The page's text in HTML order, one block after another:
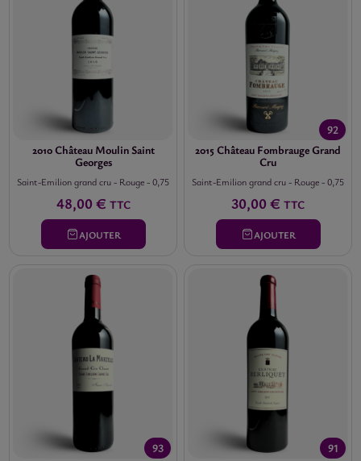
2010 Château Moulin Saint
Georges
Saint-Emilion grand cru- Rouge-0,75
48,00 € TTC
AJOUTER
2015 Château Fombrauge Grand
Cru
Saint-Emilion grand cru- Rouge-0,75
30,00 € TTC
92
AJOUTER
93 91